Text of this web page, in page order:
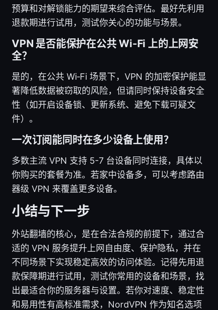
预算和对解锁能力的期望来综合评估。最好先利用
退款期进行试用，测试你关心的功能与场景。
VPN 是否能保护在公共 Wi‑Fi 上的上网安
全？
是的，在公共 Wi‑Fi 场景下，VPN 的加密保护能显
著降低数据被窃取的风险，但请同时保持设备安全
性（如开启设备锁、更新系统、避免下载可疑文
件）。
一次订阅能同时在多少设备上使用？
多数主流 VPN 支持 5-7 台设备同时连接，具体以
你购买的套餐为准。若家中设备多，可以考虑路由
器级 VPN 来覆盖更多设备。
小结与下一步
外站翻墙的核心，是在合法合规的前提下，通过合
适的 VPN 服务提升上网自由度、保护隐私，并在
不同场景下实现稳定高效的访问体验。记得先用退
款保障期进行试用，测试你常用的设备和场景，找
出最适合你的服务器与设置。若你对速度、稳定性
和易用性有高标准需求，NordVPN 作为知名选项